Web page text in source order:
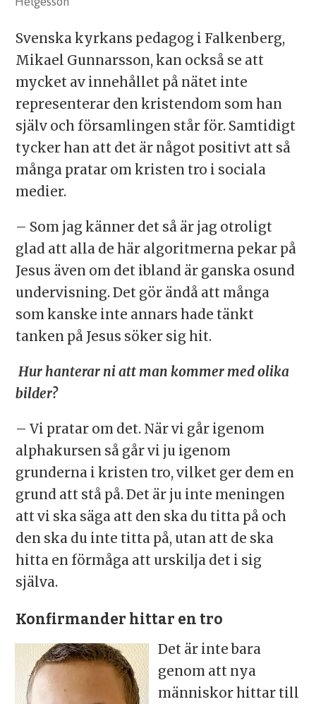
Svenska kyrkans pedagog i Falkenberg,
Mikael Gunnarsson, kan också se att
mycket av innehållet på nätet inte
representerar den kristendom som han
själv och församlingen står för. Samtidigt
tycker han att det är något positivt att så
många pratar om kristen tro i sociala
medier.
– Som jag känner det så är jag otroligt
glad att alla de här algoritmerna pekar på
Jesus även om det ibland är ganska osund
undervisning. Det gör ändå att många
som kanske inte annars hade tänkt
tanken på Jesus söker sig hit.
Hur hanterar ni att man kommer med olika
bilder?
– Vi pratar om det. När vi går igenom
alphakursen så går vi ju igenom
grunderna i kristen tro, vilket ger dem en
grund att stå på. Det är ju inte meningen
att vi ska säga att den ska du titta på och
den ska du inte titta på, utan att de ska
hitta en förmåga att urskilja det i sig
själva.
Konfirmander hittar en tro
Det är inte bara
genom att nya
människor hittar till